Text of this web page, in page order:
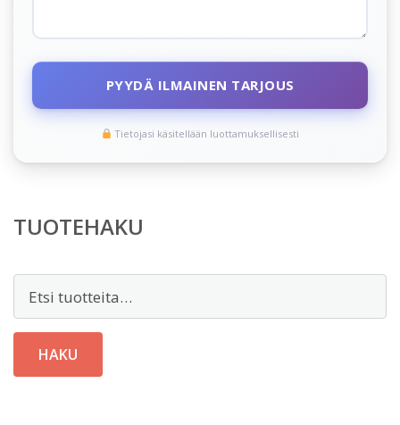
PYYDÄ ILMAINEN TARJOUS
Tietojasi käsitellään luottamuksellisesti
TUOTEHAKU
HAKU